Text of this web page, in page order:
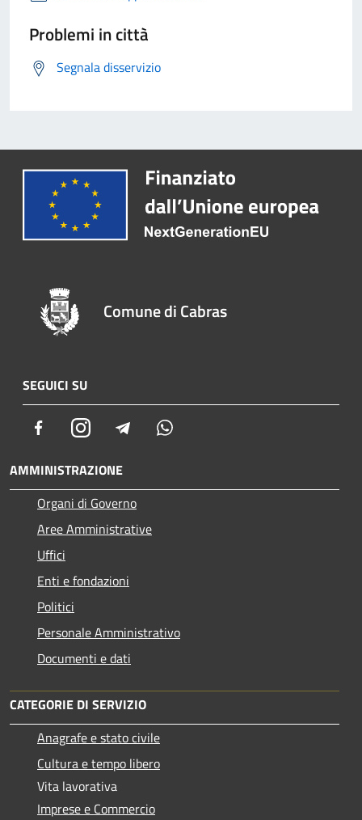
Problemi in città
Segnala disservizio
Comune di Cabras
SEGUICI SU
FacebookInstagram Telegram
AMMINISTRAZIONE
Organi di Governo
Aree Amministrative
Uffici
Enti e fondazioni
Politici
Personale Amministrativo
Documenti e dati
CATEGORIE DI SERVIZIO
Anagrafe e stato civile
Cultura e tempo libero
Vita lavorativa
Imprese e Commercio